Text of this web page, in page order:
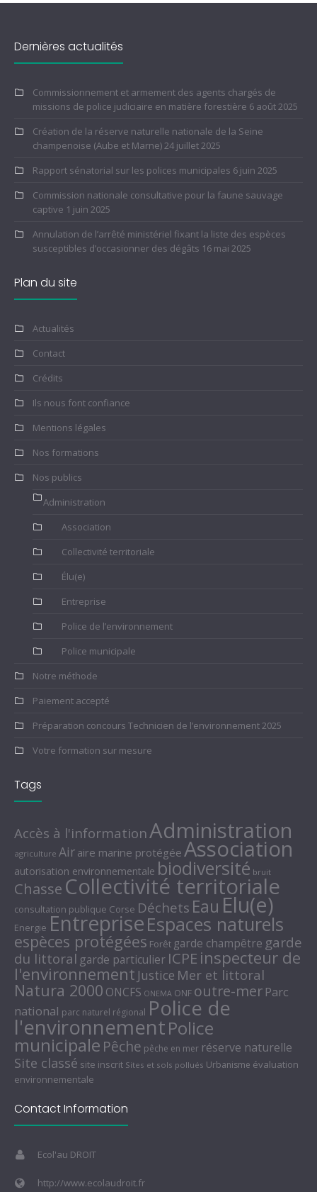
Dernières actualités
Commissionnement et armement des agents chargés de
missions de police judiciaire en matière forestière 6 août 2025
Création de la réserve naturelle nationale de la Seine
champenoise (Aube et Marne)24 juillet 2025
Rapport sénatorial sur les polices municipales 6 juin 2025
Commission nationale consultative pour la faune sauvage
captive 1 juin 2025
Annulation de l’arrêté ministériel fixant la liste des espèces
susceptibles d’occasionner des dégâts 16 mai 2025
Plan du site
Actualités
Contact
Crédits
Ils nous font confiance
Mentions légales
Nos formations
Nos publics
Administration
Association
Collectivité territoriale
Élu(e)
Entreprise
Police de l’environnement
Police municipale
Notre méthode
Paiement accepté
Préparation concours Technicien de l’environnement 2025
Votre formation sur mesure
Tags
Accès à l'informationAdministration
agriculture Air aire marine protégée Association
autorisation environnementale biodiversité bruit
Chasse Collectivité territoriale
consultation publique Corse Déchets Eau Elu(e)
Energie EntrepriseEspaces naturels
espèces protégées Forêt garde champêtre garde
du littoral garde particulier ICPE inspecteur de
l'environnement Justice Mer et littoral
Natura 2000 ONCFS ONEMA ONF outre-mer Parc
national parc naturel régional Police de
l'environnementPolice
municipale Pêche pêche en mer réserve naturelle
Site classé site inscrit Sites et sols pollués Urbanisme évaluation
environnementale
Contact Information
Ecol'au DROIT
http://www.ecolaudroit.fr